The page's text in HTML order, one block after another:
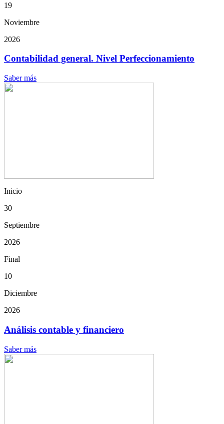
19
Noviembre
2026
Contabilidad general. Nivel Perfeccionamiento
Saber más
Inicio
30
Septiembre
2026
Final
10
Diciembre
2026
Análisis contable y financiero
Saber más